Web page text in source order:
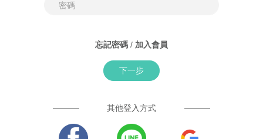
忘記密碼 / 加入會員
下一步
其他登入方式